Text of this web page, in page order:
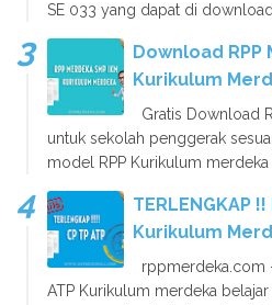
SE 033 yang dapat di download
Download RPP
Kurikulum
Gratis Download
untuk sekolah penggerak
model RPP Kurikulum merdeka
TERLENGKAP
Kurikulum
rppmerdeka.com
ATP Kurikulum merdeka belajar